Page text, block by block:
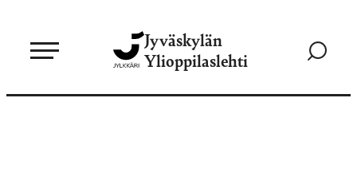
sisältöön
Jyväskylän
Ylioppilaslehti
Siirry